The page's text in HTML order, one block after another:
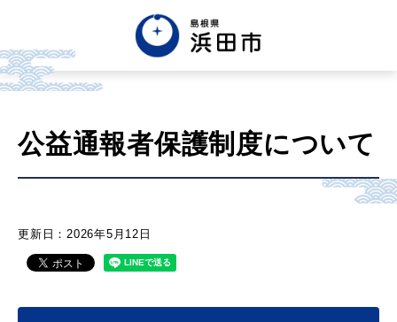
한글 Tiếng việt Tagalog
くらし・手続き・
公益通報者保護制度について
更新日：2026年5月12日